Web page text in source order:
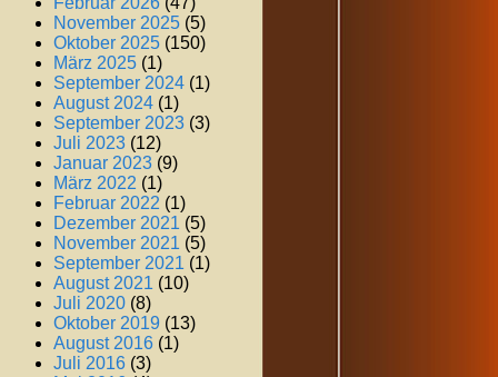
November 2025 (5)
Oktober 2025 (150)
März 2025 (1)
September 2024 (1)
August 2024 (1)
September 2023 (3)
Juli 2023 (12)
Januar 2023 (9)
März 2022 (1)
Februar 2022 (1)
Dezember 2021 (5)
November 2021 (5)
September 2021 (1)
August 2021 (10)
Juli 2020 (8)
Oktober 2019 (13)
August 2016 (1)
Juli 2016 (3)